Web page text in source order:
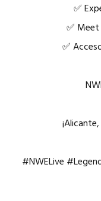
✅
✅
✅
#NWELive